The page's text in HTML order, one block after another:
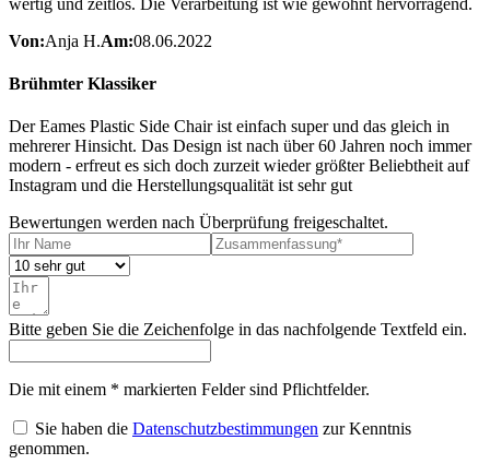
Von:Anja H.Am:08.06.2022
Brühmter Klassiker
Der Eames Plastic Side Chair ist einfach super und das gleich in
mehrerer Hinsicht. Das Design ist nach über 60 Jahren noch immer
modern - erfreut es sich doch zurzeit wieder größter Beliebtheit auf
Instagram und die Herstellungsqualität ist sehr gut
Bewertungen werden nach Überprüfung freigeschaltet.
Bitte geben Sie die Zeichenfolge in das nachfolgende Textfeld ein.
Die mit einem * markierten Felder sind Pflichtfelder.
Sie haben die Datenschutzbestimmungen zur Kenntnis
genommen.